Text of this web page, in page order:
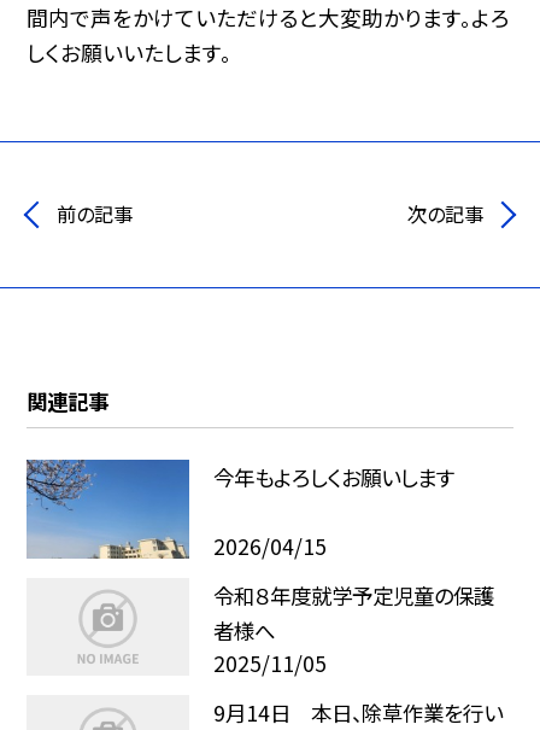
間内で声をかけていただけると大変助かります。よろ
しくお願いいたします。
前の記事 次の記事
関連記事
今年もよろしくお願いします
2026/04/15
令和８年度就学予定児童の保護
者様へ
2025/11/05
9月14日 本日、除草作業を行い